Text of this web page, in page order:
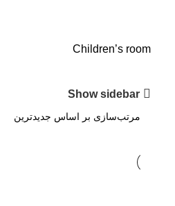
Children’s room
Show sidebar